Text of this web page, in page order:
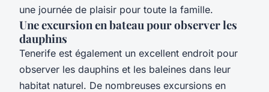
une journée de plaisir pour toute la famille.
Une excursion en bateau pour observer les
dauphins
Tenerife est également un excellent endroit pour
observer les dauphins et les baleines dans leur
habitat naturel. De nombreuses excursions en